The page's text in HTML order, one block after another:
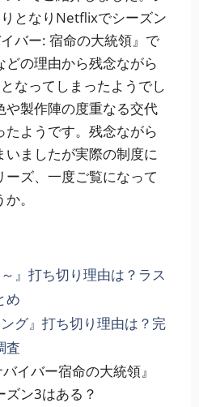
となりNetflixでシーズン
バー: 宿命の大統領』で
の理由から残念ながら
なってしまったようでし
や製作陣の度重なる交代
ようです。残念ながら
ましたが実際の制度に
ズ、一度ご覧になって
。
』打ち切り理由は？ラス
め
ング』打ち切り理由は？完
査
バイバー宿命の大統領』
ン3はある？